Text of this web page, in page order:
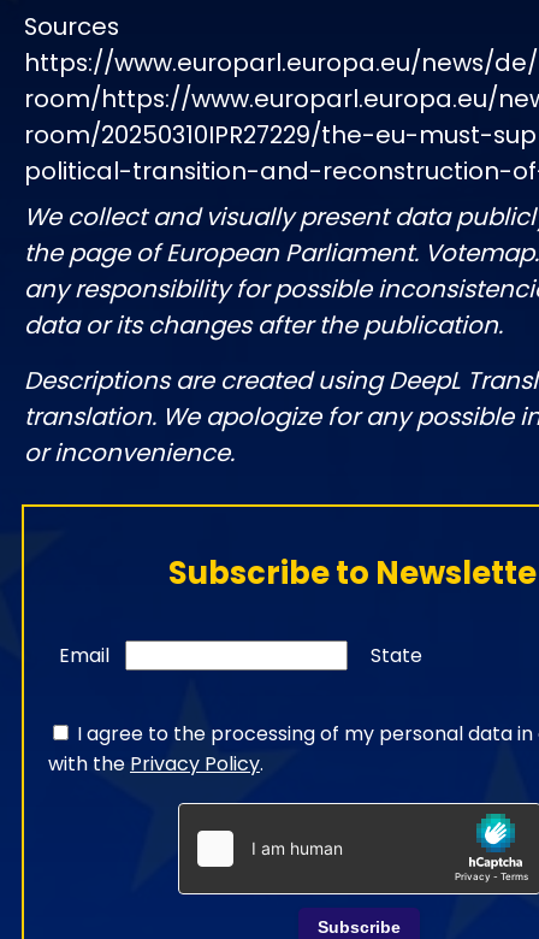
Sources
https://www.europarl.europa.eu/news/
room/https://www.europarl.europa.eu/
room/20250310IPR27229/the-eu-must-
political-transition-and-reconstruction-
We collect and visually present data
the page of European Parliament.
any responsibility for possible
data or its changes after the publication.
Descriptions are created using DeepL
translation. We apologize for any possible
or inconvenience.
Subscribe to
Email State
I agree to the processing of my personal data
with the Privacy Policy.
Subscribe